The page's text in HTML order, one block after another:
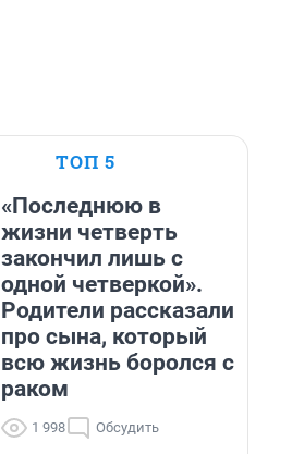
ТОП 5
«Последнюю в
жизни четверть
закончил лишь с
одной четверкой».
Родители рассказали
про сына, который
всю жизнь боролся с
раком
1 998 Обсудить